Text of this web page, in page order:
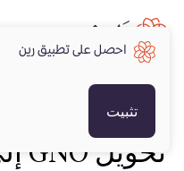
تحويل GNO إلى API3
احصل على تطبيق رين
تثبيت